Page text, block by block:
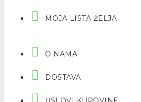
MOJA LISTA ŽELJA
O NAMA
DOSTAVA